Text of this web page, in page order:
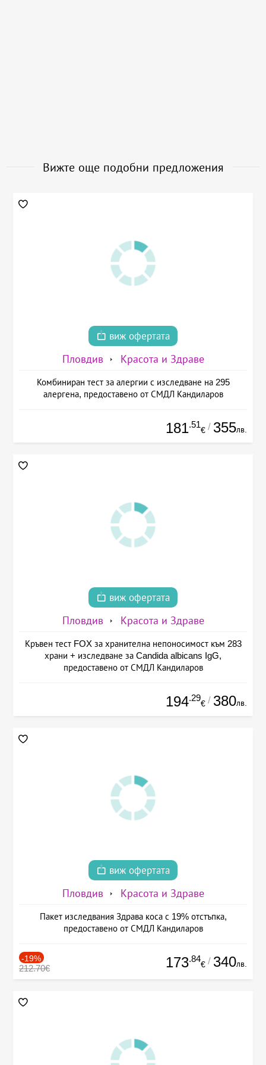
Вижте още подобни предложения
виж офертата
Пловдив Красота и Здраве
Комбиниран тест за алергии с изследване на 295
алергена, предоставено от СМДЛ Кандиларов
181.51
€ / 355лв.
виж офертата
Пловдив Красота и Здраве
Кръвен тест FOX за хранителна непоносимост към 283
храни + изследване за Candida albicans IgG,
предоставено от СМДЛ Кандиларов
194.29
€ / 380лв.
виж офертата
Пловдив Красота и Здраве
Пакет изследвания Здрава коса с 19% отстъпка,
предоставено от СМДЛ Кандиларов
-19%
212.70€ 173.84
€ / 340лв.